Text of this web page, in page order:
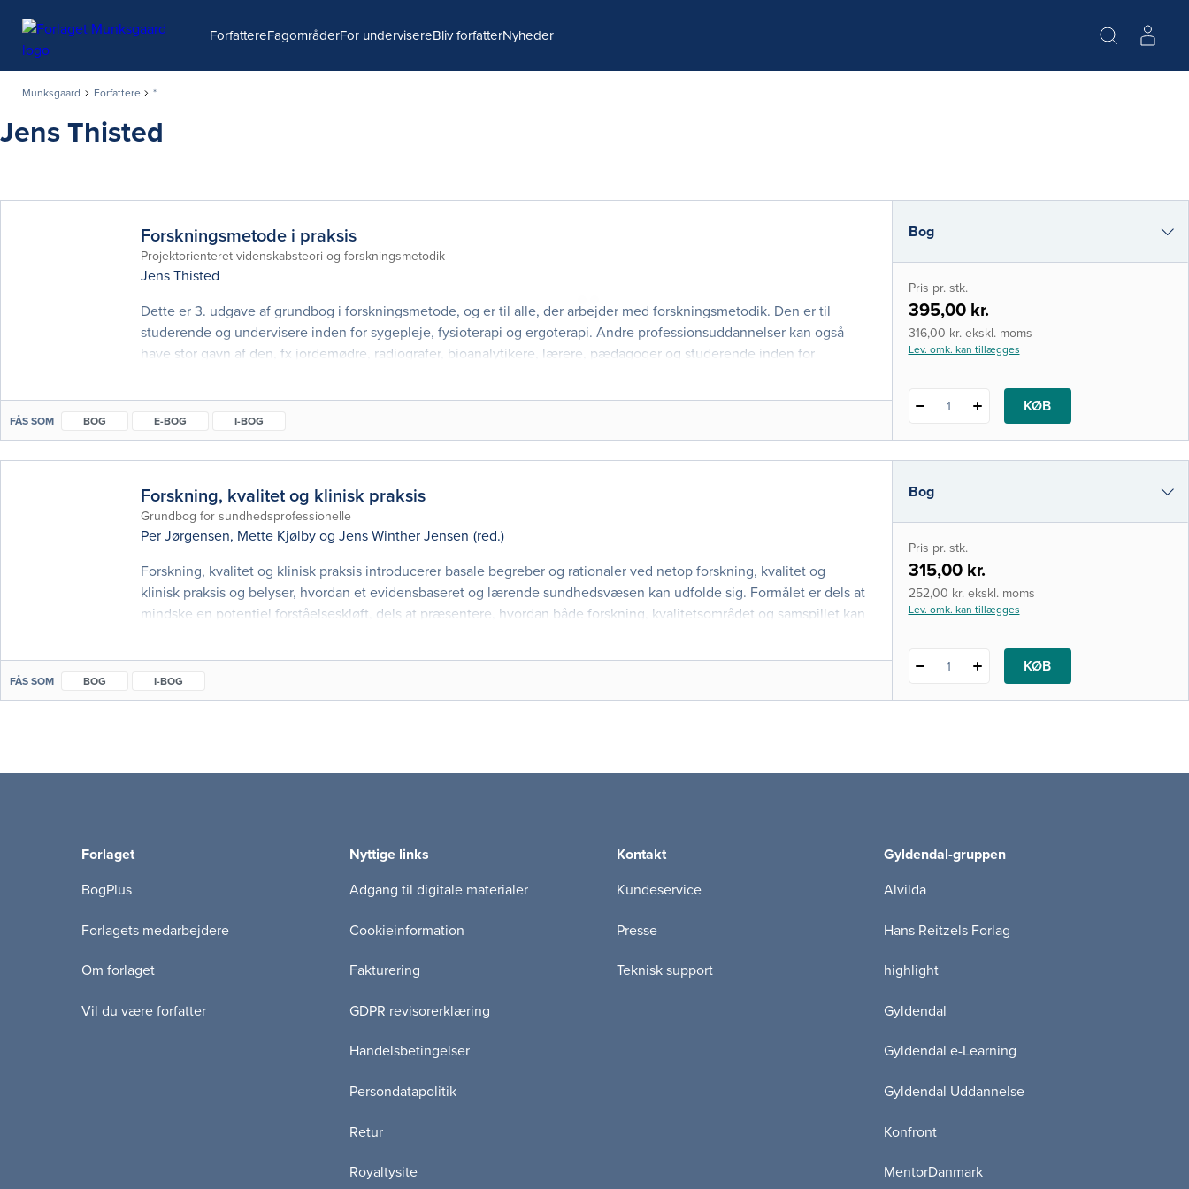
ForfattereFagområderFor undervisereBliv forfatterNyheder
Munksgaard Forfattere *
Jens Thisted
Forskningsmetode i praksis
Projektorienteret videnskabsteori og forskningsmetodik
Jens Thisted
Dette er 3. udgave af grundbog i forskningsmetode, og er til alle, der arbejder med forskningsmetodik. Den er til
studerende og undervisere inden for sygepleje, fysioterapi og ergoterapi. Andre professionsuddannelser kan også
have stor gavn af den, fx jordemødre, radiografer, bioanalytikere, lærere, pædagoger og studerende inden for
FÅS SOM BOG E-BOG I-BOG
Bog
e-bog
i-bog
Pris pr. stk.
395,00 kr.
316,00 kr. ekskl. moms
Lev. omk. kan tillægges
1 KØB
Forskning, kvalitet og klinisk praksis
Grundbog for sundhedsprofessionelle
Per Jørgensen, Mette Kjølby og Jens Winther Jensen (red.)
Forskning, kvalitet og klinisk praksis introducerer basale begreber og rationaler ved netop forskning, kvalitet og
klinisk praksis og belyser, hvordan et evidensbaseret og lærende sundhedsvæsen kan udfolde sig. Formålet er dels at
mindske en potentiel forståelseskløft, dels at præsentere, hvordan både forskning, kvalitetsområdet og samspillet kan
FÅS SOM BOG I-BOG
Bog
i-bog
Pris pr. stk.
315,00 kr.
252,00 kr. ekskl. moms
Lev. omk. kan tillægges
1 KØB
Forlaget
BogPlus
Forlagets medarbejdere
Om forlaget
Vil du være forfatter
Nyttige links
Adgang til digitale materialer
Cookieinformation
Fakturering
GDPR revisorerklæring
Handelsbetingelser
Persondatapolitik
Retur
Royaltysite
Kontakt
Kundeservice
Presse
Teknisk support
Gyldendal-gruppen
Alvilda
Hans Reitzels Forlag
highlight
Gyldendal
Gyldendal e-Learning
Gyldendal Uddannelse
Konfront
MentorDanmark